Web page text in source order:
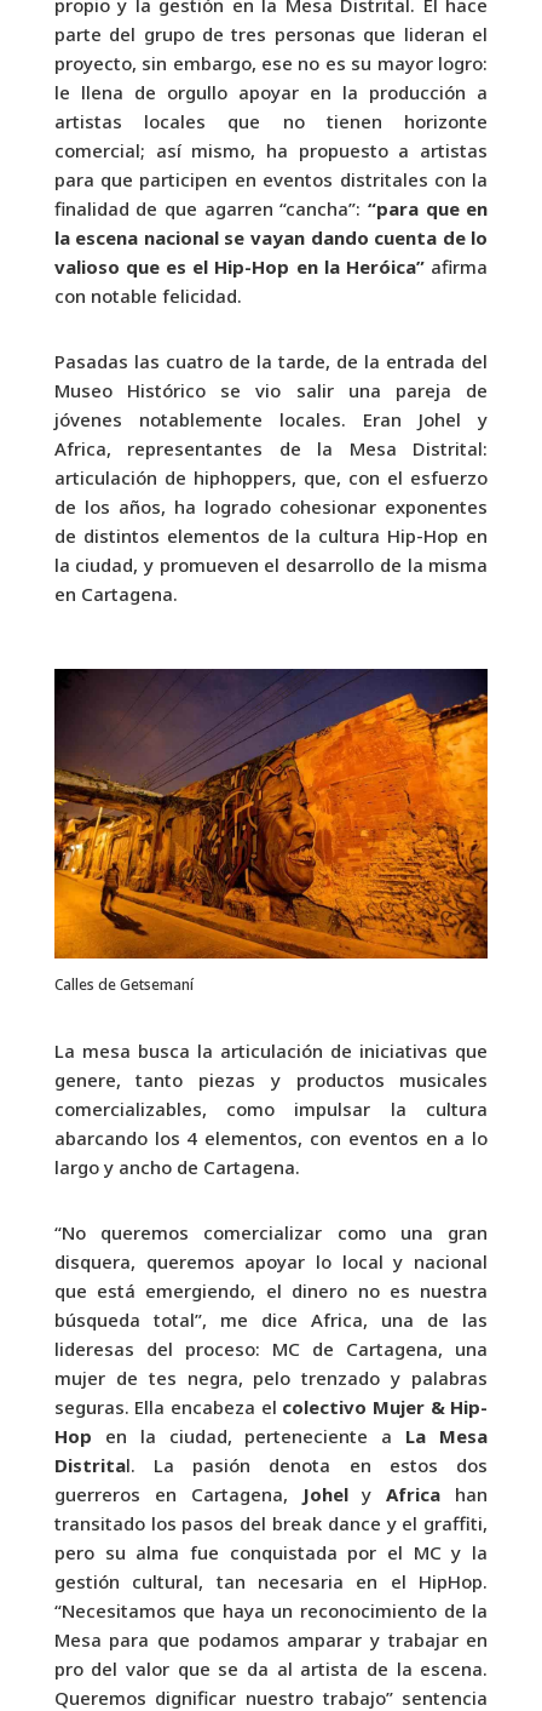
parte del grupo de tres personas que lideran el
proyecto, sin embargo, ese no es su mayor logro:
le llena de orgullo apoyar en la producción a
artistas locales que no tienen horizonte
comercial; así mismo, ha propuesto a artistas
para que participen en eventos distritales con la
finalidad de que agarren “cancha”: “para que en
la escena nacional se vayan dando cuenta de lo
valioso que es el Hip-Hop en la Heróica” afirma
con notable felicidad.
Pasadas las cuatro de la tarde, de la entrada del
Museo Histórico se vio salir una pareja de
jóvenes notablemente locales. Eran Johel y
Africa, representantes de la Mesa Distrital:
articulación de hiphoppers, que, con el esfuerzo
de los años, ha logrado cohesionar exponentes
de distintos elementos de la cultura Hip-Hop en
la ciudad, y promueven el desarrollo de la misma
en Cartagena.
Calles de Getsemaní
La mesa busca la articulación de iniciativas que
genere, tanto piezas y productos musicales
comercializables, como impulsar la cultura
abarcando los 4 elementos, con eventos en a lo
largo y ancho de Cartagena.
“No queremos comercializar como una gran
disquera, queremos apoyar lo local y nacional
que está emergiendo, el dinero no es nuestra
búsqueda total”, me dice Africa, una de las
lideresas del proceso: MC de Cartagena, una
mujer de tes negra, pelo trenzado y palabras
seguras. Ella encabeza el colectivo Mujer & Hip-
Hop en la ciudad, perteneciente a La Mesa
Distrital. La pasión denota en estos dos
guerreros en Cartagena,
JohelyAfrica han
transitado los pasos del break dance y el graffiti,
pero su alma fue conquistada por el MC y la
gestión cultural, tan necesaria en el HipHop.
“Necesitamos que haya un reconocimiento de la
Mesa para que podamos amparar y trabajar en
pro del valor que se da al artista de la escena.
Queremos dignificar nuestro trabajo” sentencia